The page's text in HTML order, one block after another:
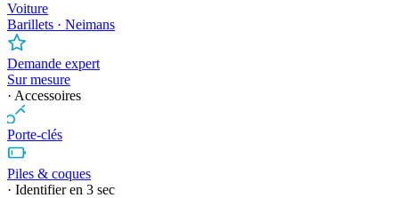
Voiture
Barillets · Neimans
Demande expert
Sur mesure
· Accessoires
Porte-clés
Piles & coques
· Identifier en 3 sec